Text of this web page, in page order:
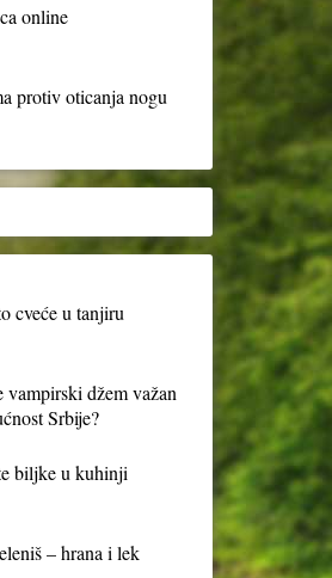
online
protiv oticanja nogu
cveće u tanjiru
vampirski džem važan
Srbije?
biljke u kuhinji
– hrana i lek